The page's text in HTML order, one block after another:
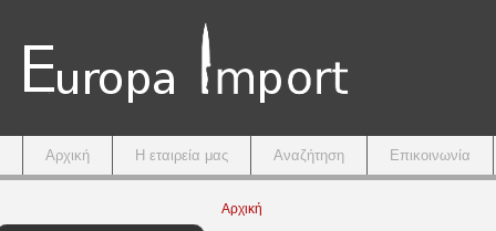
Κύριο μενού
Αρχική Η εταιρεία μας Αναζήτηση Επικοινωνία
Είστε εδώ
Αρχική